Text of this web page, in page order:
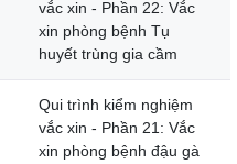
vắc xin - Phần 22: Vắc
xin phòng bệnh Tụ
huyết trùng gia cầm
Qui trình kiểm nghiệm
vắc xin - Phần 21: Vắc
xin phòng bệnh đậu gà